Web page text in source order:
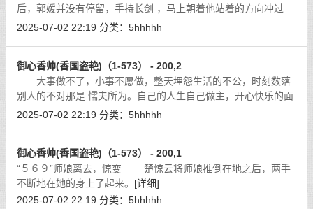
后，郭媛并没有停留，手持长剑 ，马上朝着他站着的方向冲过
去。[详细]
2025-07-02 22:19 分类： 5hhhhh
御心香帅(香国盗艳)（1-573） - 200,2
大事做不了，小事不愿做，整天埋怨生活的不公，时刻数落
别人的不对那是 懦夫所为。自己的人生自己做主，开心快乐的面
对每一天，活得漂亮才是真本事 。
2025-07-02 22:19 分类： 5hhhhh
御心香帅(香国盗艳)（1-573） - 200,1
“５６９”师娘离去，惊变 楚惊云将师娘推倒在地之后，两手
不断地在她的身上了起来。 [详细]
2025-07-02 22:19 分类： 5hhhhh